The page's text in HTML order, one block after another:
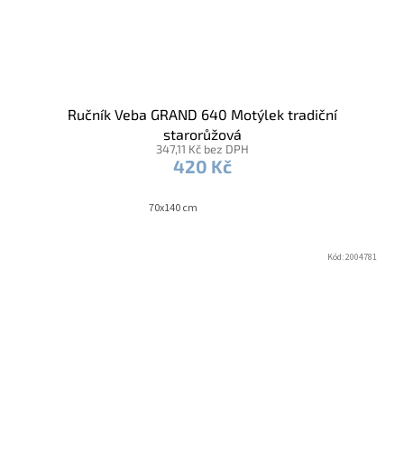
Ručník Veba GRAND 640 Motýlek tradiční
starorůžová
347,11 Kč bez DPH
420 Kč
70x140 cm
Kód:2004781